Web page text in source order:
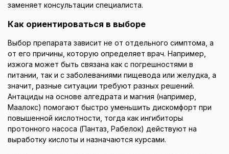
заменяет консультации специалиста.
Как ориентироваться в выборе
Выбор препарата зависит не от отдельного симптома, а
от его причины, которую определяет врач. Например,
изжога может быть связана как с погрешностями в
питании, так и с заболеваниями пищевода или желудка, а
значит, разные ситуации требуют разных решений.
Антациды на основе алгедрата и магния (например,
Маалокс) помогают быстро уменьшить дискомфорт при
повышенной кислотности, тогда как ингибиторы
протонного насоса (Пантаз, Рабелок) действуют на
выработку кислоты и назначаются курсами.